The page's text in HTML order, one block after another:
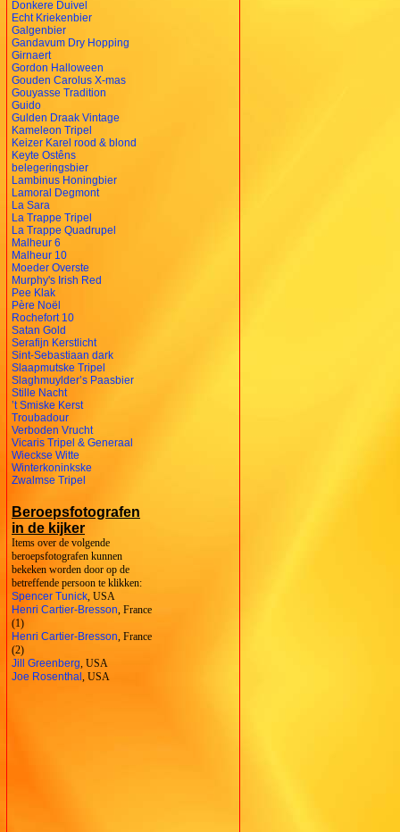
Donkere Duivel
Echt Kriekenbier
Galgenbier
Gandavum Dry Hopping
Girnaert
Gordon Halloween
Gouden Carolus X-mas
Gouyasse Tradition
Guido
Gulden Draak Vintage
Kameleon Tripel
Keizer Karel rood & blond
Keyte Ostêns
belegeringsbier
Lambinus Honingbier
Lamoral Degmont
La Sara
La Trappe Tripel
La Trappe Quadrupel
Malheur 6
Malheur 10
Moeder Overste
Murphy's Irish Red
Pee Klak
Père Noël
Rochefort 10
Satan Gold
Serafijn Kerstlicht
Sint-Sebastiaan dark
Slaapmutske Tripel
Slaghmuylder’s Paasbier
Stille Nacht
’t Smiske Kerst
Troubadour
Verboden Vrucht
Vicaris Tripel & Generaal
Wieckse Witte
Winterkoninkske
Zwalmse Tripel
Beroepsfotografen
in de kijker
Items over de volgende
beroepsfotografen kunnen
bekeken worden door op de
betreffende persoon te klikken:
Spencer Tunick , USA
Henri Cartier-Bresson , France
(1)
Henri Cartier-Bresson , France
(2)
Jill Greenberg , USA
Joe Rosenthal , USA